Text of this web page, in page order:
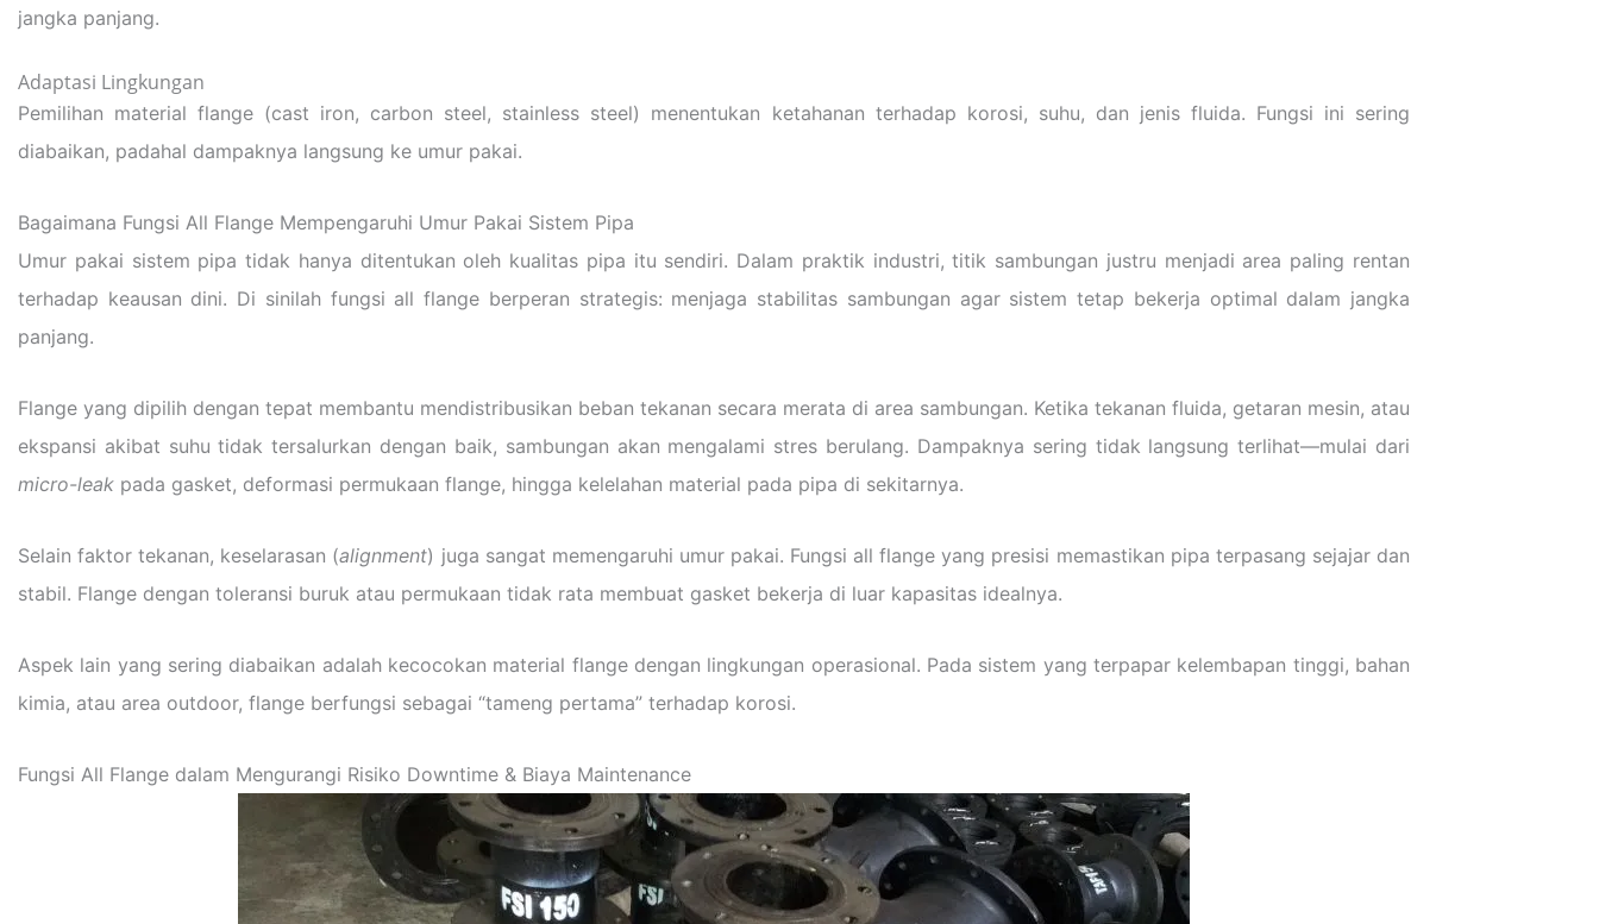
jangka panjang.
Adaptasi Lingkungan
Pemilihan material flange (cast iron, carbon steel, stainless steel) menentukan ketahanan terhadap korosi, suhu, dan jenis fluida. Fungsi ini sering
diabaikan, padahal dampaknya langsung ke umur pakai.
Bagaimana Fungsi All Flange Mempengaruhi Umur Pakai Sistem Pipa
Umur pakai sistem pipa tidak hanya ditentukan oleh kualitas pipa itu sendiri. Dalam praktik industri, titik sambungan justru menjadi area paling rentan
terhadap keausan dini. Di sinilah fungsi all flange berperan strategis: menjaga stabilitas sambungan agar sistem tetap bekerja optimal dalam jangka
panjang.
Flange yang dipilih dengan tepat membantu mendistribusikan beban tekanan secara merata di area sambungan. Ketika tekanan fluida, getaran mesin, atau
ekspansi akibat suhu tidak tersalurkan dengan baik, sambungan akan mengalami stres berulang. Dampaknya sering tidak langsung terlihat—mulai dari
micro-leak pada gasket, deformasi permukaan flange, hingga kelelahan material pada pipa di sekitarnya.
Selain faktor tekanan, keselarasan (alignment) juga sangat memengaruhi umur pakai. Fungsi all flange yang presisi memastikan pipa terpasang sejajar dan
stabil. Flange dengan toleransi buruk atau permukaan tidak rata membuat gasket bekerja di luar kapasitas idealnya.
Aspek lain yang sering diabaikan adalah kecocokan material flange dengan lingkungan operasional. Pada sistem yang terpapar kelembapan tinggi, bahan
kimia, atau area outdoor, flange berfungsi sebagai “tameng pertama” terhadap korosi.
Fungsi All Flange dalam Mengurangi Risiko Downtime & Biaya Maintenance